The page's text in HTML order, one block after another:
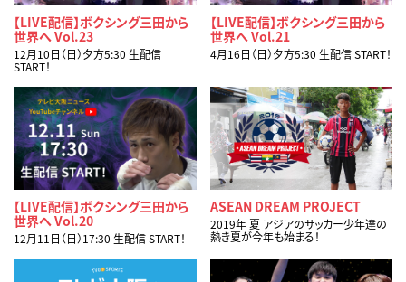
【LIVE配信】ボクシング三田から
世界へ Vol.23
12月10日（日）夕方5:30 生配信
START！
【LIVE配信】ボクシング三田から
世界へ Vol.21
4月16日（日）夕方5:30 生配信 START！
【LIVE配信】ボクシング三田から
世界へ Vol.20
12月11日（日）17:30 生配信 START！
ASEAN DREAM PROJECT
2019年 夏 アジアのサッカー少年達の
熱き夏が今年も始まる！